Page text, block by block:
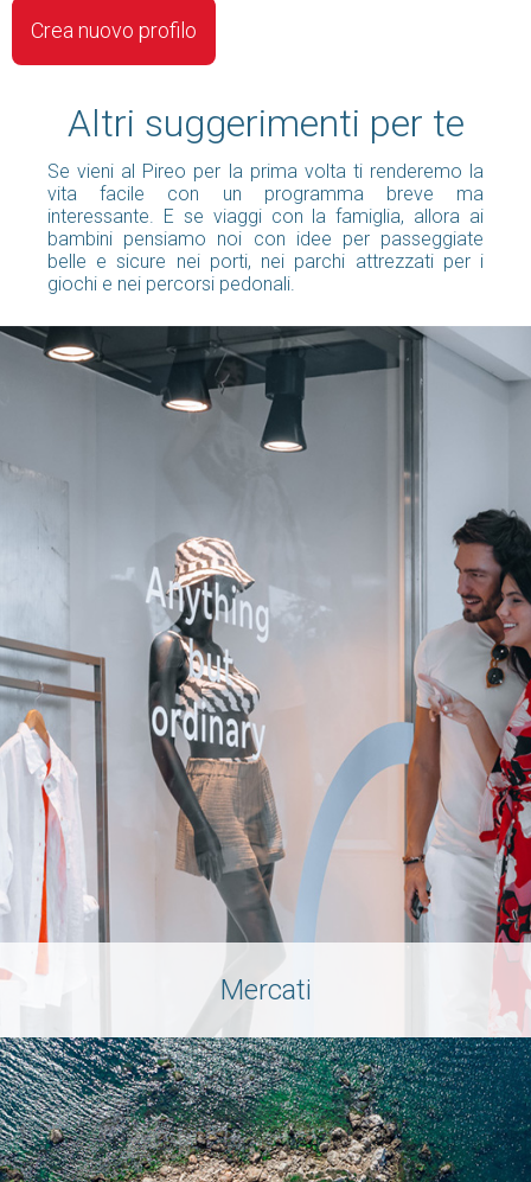
Altri suggerimenti per te
Se vieni al Pireo per la prima volta ti renderemo la
vita facile con un programma breve ma
interessante. E se viaggi con la famiglia, allora ai
bambini pensiamo noi con idee per passeggiate
belle e sicure nei porti, nei parchi attrezzati per i
giochi e nei percorsi pedonali.
Mercati